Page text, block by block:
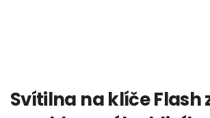
Svítilna na klíče Flash